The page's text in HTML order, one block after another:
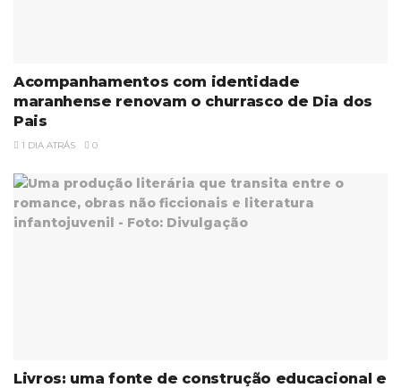
Acompanhamentos com identidade
maranhense renovam o churrasco de Dia dos
Pais
1 DIA ATRÁS 0
Livros: uma fonte de construção educacional e